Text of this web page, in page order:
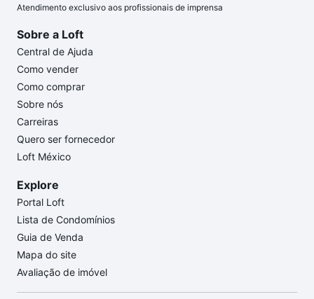
Atendimento exclusivo aos profissionais de imprensa
Sobre a Loft
Central de Ajuda
Como vender
Como comprar
Sobre nós
Carreiras
Quero ser fornecedor
Loft México
Explore
Portal Loft
Lista de Condomínios
Guia de Venda
Mapa do site
Avaliação de imóvel